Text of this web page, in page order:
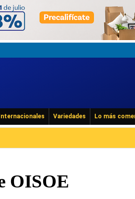
Internacionales Variedades Lo más
OISOE